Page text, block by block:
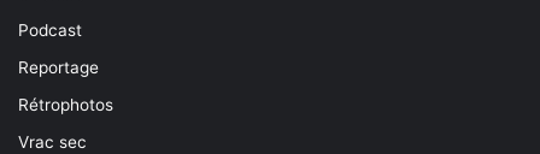
Podcast
Reportage
Rétrophotos
Vrac sec